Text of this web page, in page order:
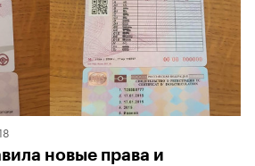
новые права и